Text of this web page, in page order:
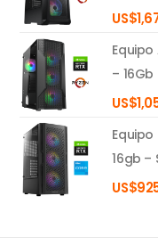
US$
Equipo
–
US$
Equipo
16gb –
US$